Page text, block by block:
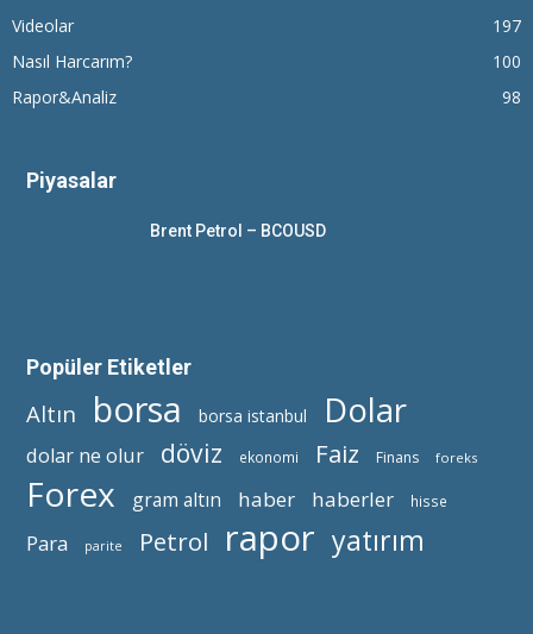
Videolar
197
Nasıl Harcarım?
100
Rapor&Analiz
98
Piyasalar
Brent Petrol – BCOUSD
Popüler Etiketler
Altın borsa borsa istanbul Dolar
dolar ne olur döviz ekonomi Faiz Finans foreks
Forex gram altın haber haberler hisse
Para parite Petrol rapor yatırım